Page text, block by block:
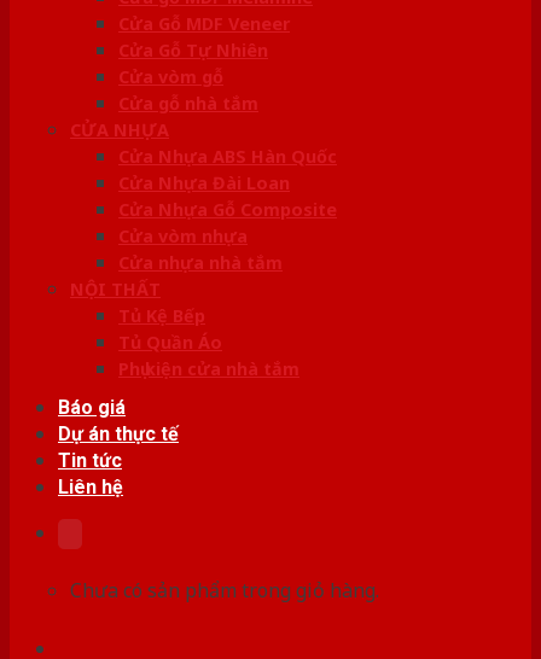
Cửa Gỗ MDF Veneer
Cửa Gỗ Tự Nhiên
Cửa vòm gỗ
Cửa gỗ nhà tắm
CỬA NHỰA
Cửa Nhựa ABS Hàn Quốc
Cửa Nhựa Đài Loan
Cửa Nhựa Gỗ Composite
Cửa vòm nhựa
Cửa nhựa nhà tắm
NỘI THẤT
Tủ Kệ Bếp
Tủ Quần Áo
Phụ kiện cửa nhà tắm
Báo giá
Dự án thực tế
Tin tức
Liên hệ
Chưa có sản phẩm trong giỏ hàng.